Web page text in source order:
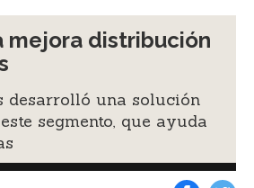
mejora distribución
desarrolló una solución
segmento, que ayuda